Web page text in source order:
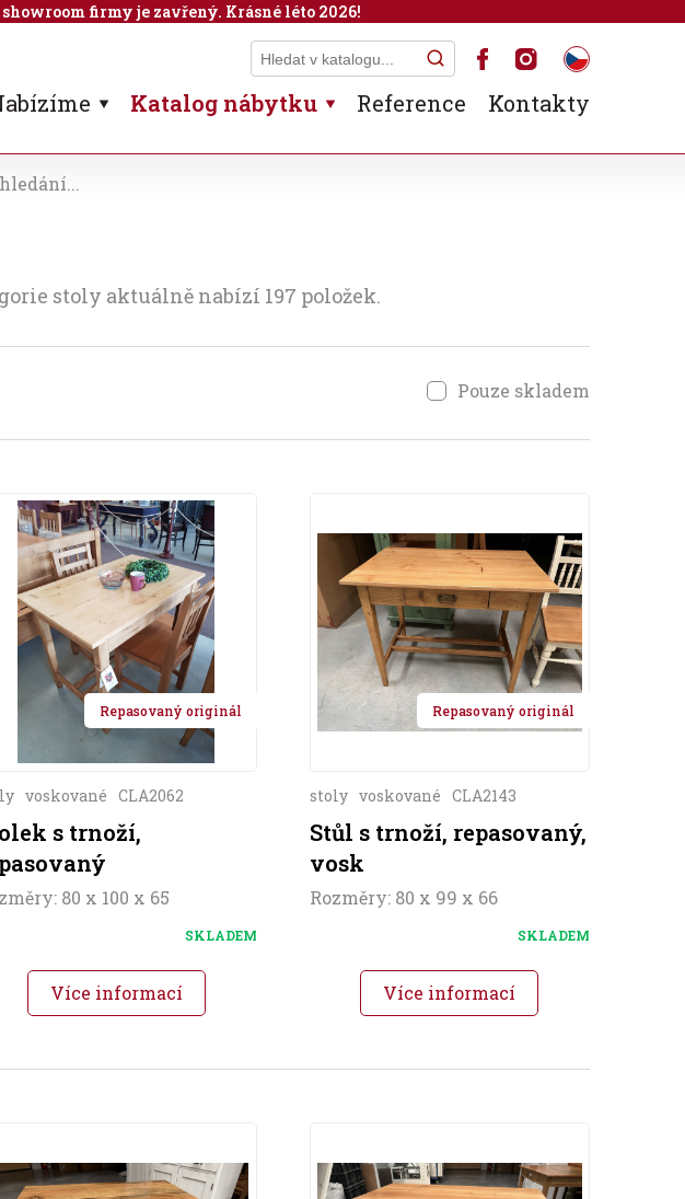
Katalog nábytku Reference Kontakty
stoly aktuálně nabízí 197 položek.
Pouze skladem
Repasovaný originál
voskované CLA2062
s trnoží,
80 x 100 x 65
SKLADEM
Více informací
Repasovaný originál
stoly voskované CLA2143
Stůl s trnoží, repasovaný,
vosk
Rozměry: 80 x 99 x 66
SKLADEM
Více informací
firmy je zavřený. Krásné léto 2026!